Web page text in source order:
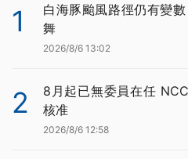
1
白海豚颱風路徑仍有變
舞
2026/8/6 13:02
2
8月起已無委員在任
核准
2026/8/6 12:58